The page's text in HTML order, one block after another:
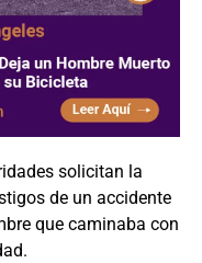
solicitan la
de un accidente
que caminaba con